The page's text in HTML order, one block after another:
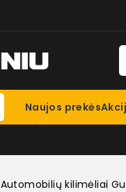
Naujos prekės
Automobilių kilimėliai